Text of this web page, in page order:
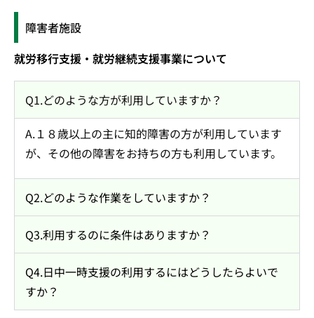
障害者施設
就労移行支援・就労継続支援事業について
Q1.どのような方が利用していますか？
A.１８歳以上の主に知的障害の方が利用しています
が、その他の障害をお持ちの方も利用しています。
Q2.どのような作業をしていますか？
Q3.利用するのに条件はありますか？
Q4.日中一時支援の利用するにはどうしたらよいで
すか？